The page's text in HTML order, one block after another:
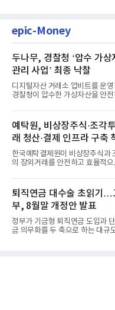
epic-Money
두나무, 경찰청 ‘압수 가상
관리 사업’ 최종 낙찰
디지털자산 거래소 업비트를 운
경찰청이 압수한 가상자산을 안전
예탁원, 비상장주식·조각
래 청산·결제 인프라 구축
한국예탁결제원이 비상장주식과
의 장외거래를 안전하고 효율적으
퇴직연금 대수술 초읽기…
부, 8월말 개정안 발표
정부가 기금형 퇴직연금 도입과
금 의무화를 두 축으로 하는 대규